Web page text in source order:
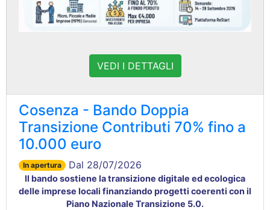
VEDI I DETTAGLI
Cosenza - Bando Doppia
Transizione Contributi 70% fino a
10.000 euro
In apertura Dal 28/07/2026
Il bando sostiene la transizione digitale ed ecologica
delle imprese locali finanziando progetti coerenti con il
Piano Nazionale Transizione 5.0.